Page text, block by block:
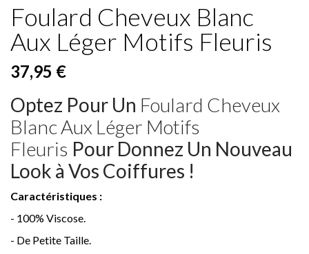
Foulard Cheveux Blanc
Aux Léger Motifs Fleuris
37,95 €
Optez Pour Un Foulard Cheveux
Blanc Aux Léger Motifs
Fleuris Pour Donnez Un Nouveau
Look à Vos Coiffures !
Caractéristiques :
- 100% Viscose.
- De Petite Taille.